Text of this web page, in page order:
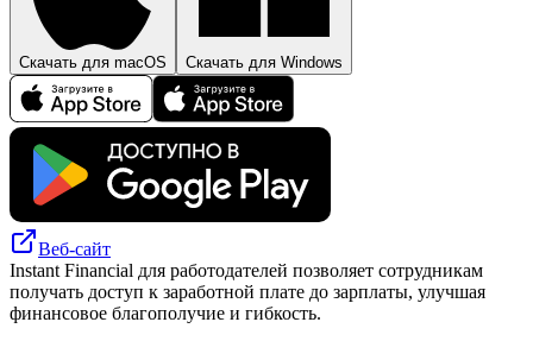
Скачать для macOS Скачать для Windows
Веб-сайт
Instant Financial для работодателей позволяет сотрудникам
получать доступ к заработной плате до зарплаты, улучшая
финансовое благополучие и гибкость.